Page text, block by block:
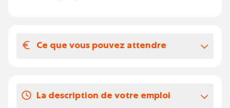
Ce que vous pouvez attendre
Notre partenaire est une société active
La description de votre emploi